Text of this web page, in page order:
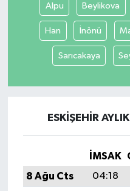
Alpu Beylikova
Han İnönü
Sarıcakaya
ESKIŞEHIR
İMSAK
8 Ağu Cts
04:18